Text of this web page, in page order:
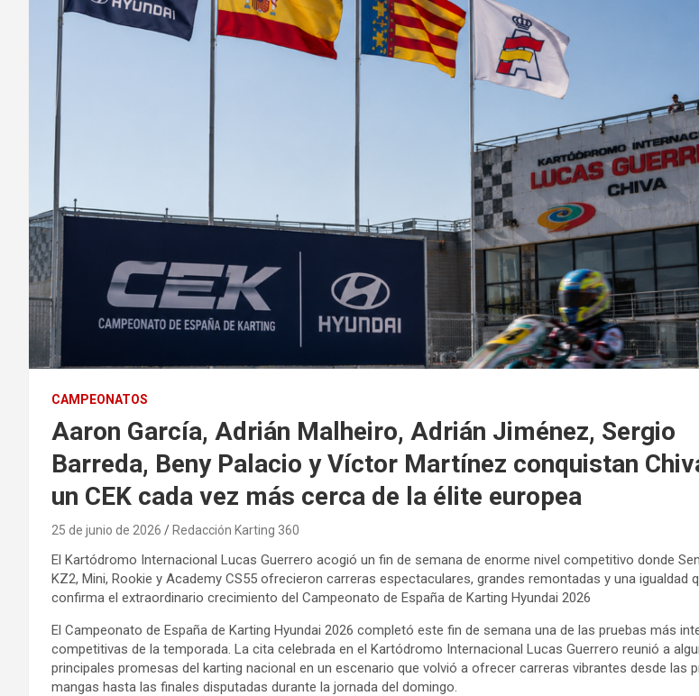
CAMPEONATOS
Aaron García, Adrián Malheiro, Adrián Jiménez, Sergio
Barreda, Beny Palacio y Víctor Martínez conquistan
un CEK cada vez más cerca de la élite europea
25 de junio de 2026 Redacción Karting 360
El Kartódromo Internacional Lucas Guerrero acogió un fin de semana de enorme nivel competitivo donde
KZ2, Mini, Rookie y Academy CS55 ofrecieron carreras espectaculares, grandes remontadas y una igualdad
confirma el extraordinario crecimiento del Campeonato de España de Karting Hyundai 2026
El Campeonato de España de Karting Hyundai 2026 completó este fin de semana una de las pruebas más
competitivas de la temporada. La cita celebrada en el Kartódromo Internacional Lucas Guerrero reunió a
principales promesas del karting nacional en un escenario que volvió a ofrecer carreras vibrantes desde las
mangas hasta las finales disputadas durante la jornada del domingo.